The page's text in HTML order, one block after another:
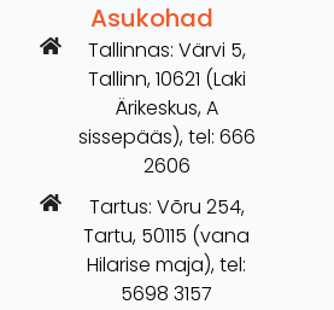
Asukohad
Tallinnas: Värvi 5,
Tallinn, 10621 (Laki
Ärikeskus, A
sissepääs), tel: 666
2606
Tartus: Võru 254,
Tartu, 50115 (vana
Hilarise maja), tel:
5698 3157